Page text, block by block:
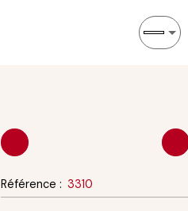
Référence : 3310